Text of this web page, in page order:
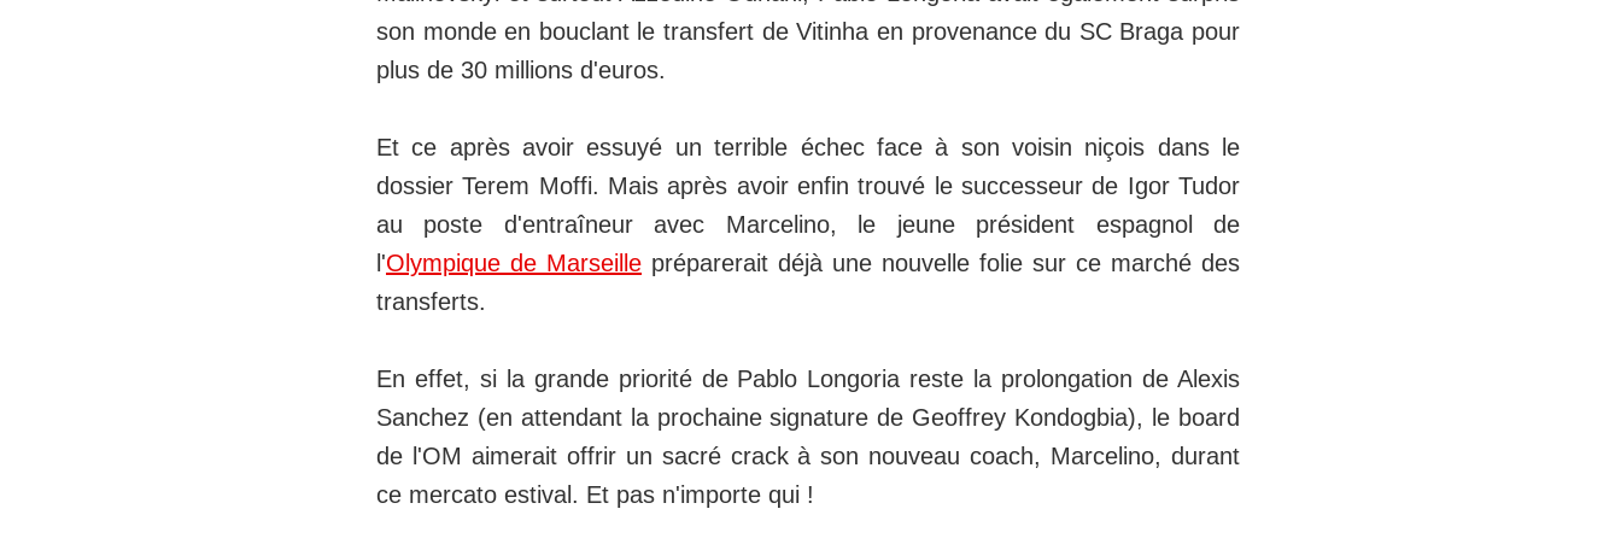
son monde en bouclant le transfert de Vitinha en provenance du SC Braga pour
plus de 30 millions d'euros.
Et ce après avoir essuyé un terrible échec face à son voisin niçois dans le
dossier Terem Moffi. Mais après avoir enfin trouvé le successeur de Igor Tudor
au poste d'entraîneur avec Marcelino, le jeune président espagnol de
l'Olympique de Marseille préparerait déjà une nouvelle folie sur ce marché des
transferts.
En effet, si la grande priorité de Pablo Longoria reste la prolongation de Alexis
Sanchez (en attendant la prochaine signature de Geoffrey Kondogbia), le board
de l'OM aimerait offrir un sacré crack à son nouveau coach, Marcelino, durant
ce mercato estival. Et pas n'importe qui !